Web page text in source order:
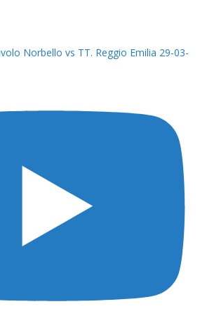
Norbello vs TT. Reggio Emilia 29-03-